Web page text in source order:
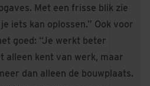
Met een frisse blik zie
iets kan oplossen.” Ook voor
goed: “Je werkt beter
alleen kent van werk, maar
dan alleen de bouwplaats.